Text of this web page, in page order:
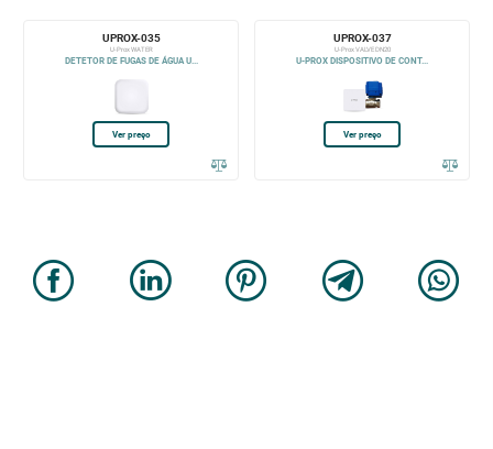
UPROX-035
U-Prox WATER
DETETOR DE FUGAS DE ÁGUA U...
Ver preço
UPROX-037
U-Prox VALVE DN20
U-PROX DISPOSITIVO DE CONT...
Ver preço